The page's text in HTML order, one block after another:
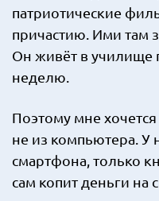
патриотические
причастию. Ими там
Он живёт в училище
неделю.
Поэтому мне хочется
не из компьютера. У
смартфона, только
сам копит деньги на